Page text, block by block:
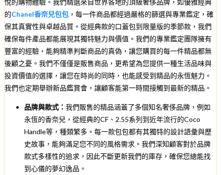
的Chanel香奈兒包包 ，每一件商品都經過嚴格的篩選與專業鑑定，確
保其真實性與卓越品質。從經典款的口蓋包到限量版的季節款，我們
確保每件產品都能展現其獨特魅力與價值。我們的專業鑑定團隊擁有
豐富的經驗，能夠精準判斷商品的真偽，讓您購買的每一件精品都無
後顧之憂。我們不僅僅是販售商品，更希望為您提供一種生活品味與
投資價值的選擇，讓您在時尚的同時，也能感受到精品的永恆魅力。
我們也定期舉辦新品鑑賞會，讓顧客能第一時間接觸到最新的精品。
品牌與款式： 我們販售的精品涵蓋了多個知名奢侈品牌，例如
永恆的香奈兒，從經典的CF、2.55系列到近年流行的Coco
Handle等，種類繁多。每一款包包都有其獨特的設計語彙與歷
史故事，能夠滿足您不同的風格需求。我們深知顧客對於品牌
款式多樣性的追求，因此不斷更新我們的庫存，確保您總能找
到心儀的夢幻逸品。